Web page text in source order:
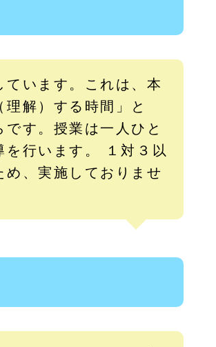
います。これは、本
解）する時間」と
す。授業は一人ひと
を行います。 １対３以
、実施しておりませ